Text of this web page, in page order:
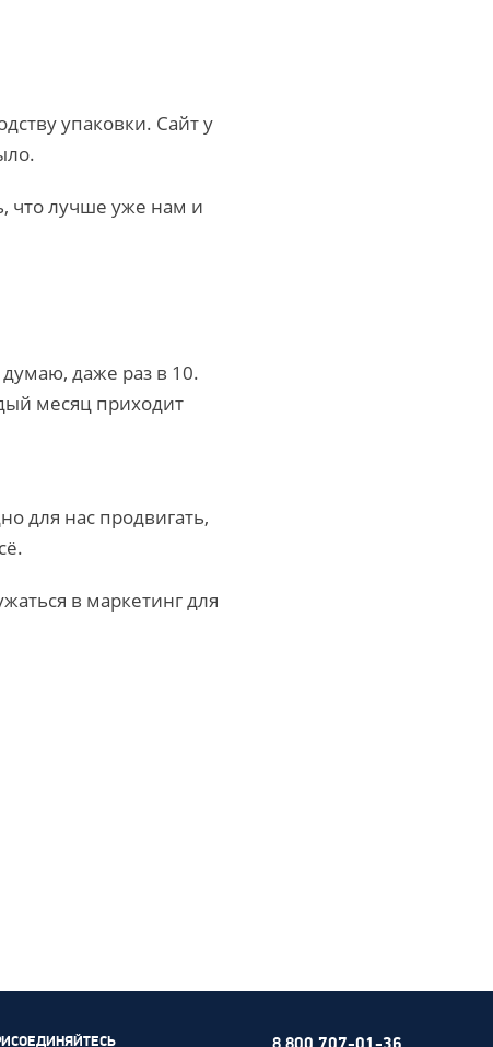
упаковки. Сайт у
что лучше уже нам и
даже раз в 10.
месяц приходит
для нас продвигать,
в маркетинг для